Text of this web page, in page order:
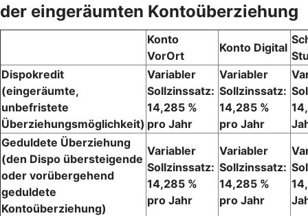
der eingeräumten Kontoüberziehung
Konto
VorOrt
Konto Digital
Dispokredit
(eingeräumte,
unbefristete
Überziehungsmöglichkeit)
Variabler
Sollzinssatz:
14,285 %
pro Jahr
Variabler
Sollzinssatz:
14,285 %
pro Jahr
Geduldete Überziehung
(den Dispo übersteigende
oder vorübergehend
geduldete
Kontoüberziehung)
Variabler
Sollzinssatz:
14,285 %
pro Jahr
Variabler
Sollzinssatz:
14,285 %
pro Jahr